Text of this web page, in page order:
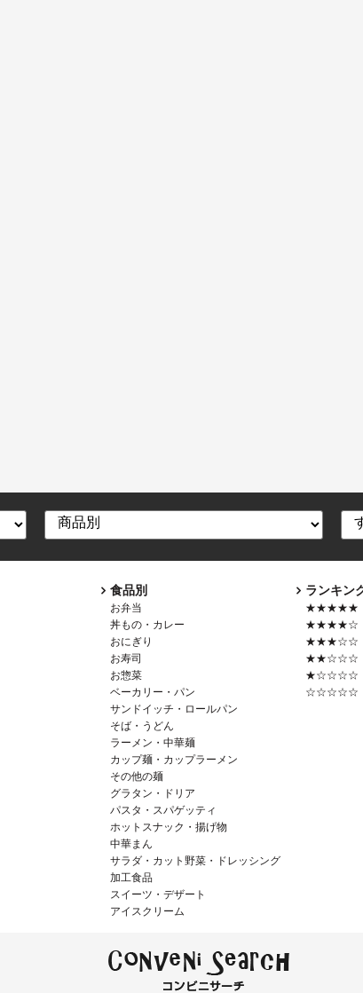
食品別
お弁当
丼もの・カレー
おにぎり
お寿司
お惣菜
ベーカリー・パン
サンドイッチ・ロールパン
そば・うどん
ラーメン・中華麺
カップ麺・カップラーメン
その他の麺
グラタン・ドリア
パスタ・スパゲッティ
ホットスナック・揚げ物
中華まん
サラダ・カット野菜・ドレッシング
加工食品
スイーツ・デザート
アイスクリーム
ランキン
★★★★★
★★★★☆
★★★☆☆
★★☆☆☆
★☆☆☆☆
☆☆☆☆☆